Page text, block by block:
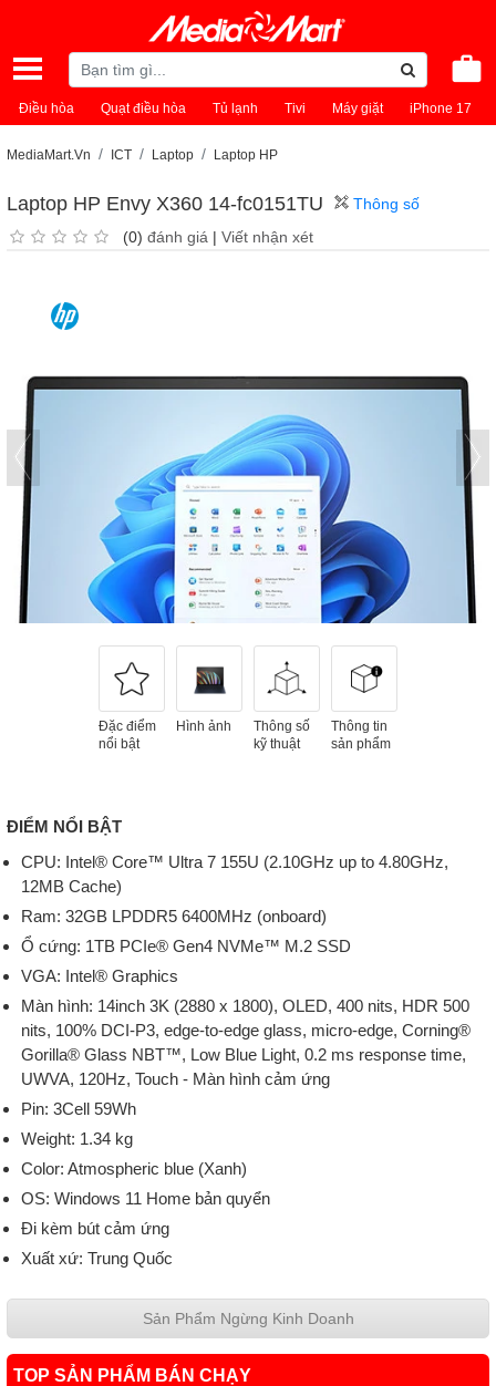
Điều hòa Quạt điều hòa Tủ lạnh Tivi Máy giặt iPhone 17
MediaMart.Vn ICT Laptop Laptop HP
Laptop HP Envy X360 14-fc0151TU
(0) đánh giá | Viết nhận xét
Thông số
Đặc điểm
nổi bật
Hình ảnh
Thông số
kỹ thuật
Thông tin
sản phẩm
ĐIỂM NỔI BẬT
CPU: Intel® Core™ Ultra 7 155U (2.10GHz up to 4.80GHz,
12MB Cache)
Ram: 32GB LPDDR5 6400MHz (onboard)
Ổ cứng: 1TB PCIe® Gen4 NVMe™ M.2 SSD
VGA: Intel® Graphics
Màn hình: 14inch 3K (2880 x 1800), OLED, 400 nits, HDR 500
nits, 100% DCI-P3, edge-to-edge glass, micro-edge, Corning®
Gorilla® Glass NBT™, Low Blue Light, 0.2 ms response time,
UWVA, 120Hz, Touch - Màn hình cảm ứng
Pin: 3Cell 59Wh
Weight: 1.34 kg
Color: Atmospheric blue (Xanh)
OS: Windows 11 Home bản quyển
Đi kèm bút cảm ứng
Xuất xứ: Trung Quốc
Sản Phẩm Ngừng Kinh Doanh
TOP SẢN PHẨM BÁN CHẠY